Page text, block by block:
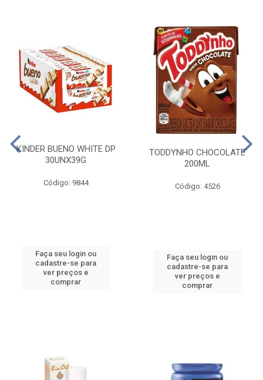
KINDER BUENO WHITE DP
30UNX39G
Código: 9844
Faça seu login ou
cadastre-se para
ver preços e
comprar
TODDYNHO CHOCOLATE
200ML
Código: 4526
Faça seu login ou
cadastre-se para
ver preços e
comprar